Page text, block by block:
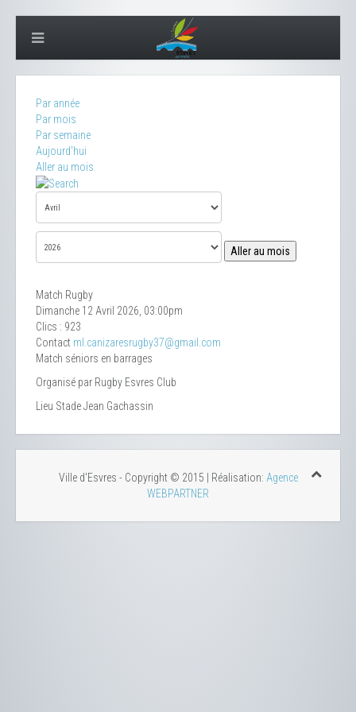
Par année
Par mois
Par semaine
Aujourd'hui
Aller au mois
Aller au mois
Match Rugby
Dimanche 12 Avril 2026, 03:00pm
Clics : 923
Contact ml.canizaresrugby37@gmail.com
Match séniors en barrages
Organisé par Rugby Esvres Club
Lieu Stade Jean Gachassin
Ville d'Esvres - Copyright © 2015 | Réalisation: Agence
WEBPARTNER